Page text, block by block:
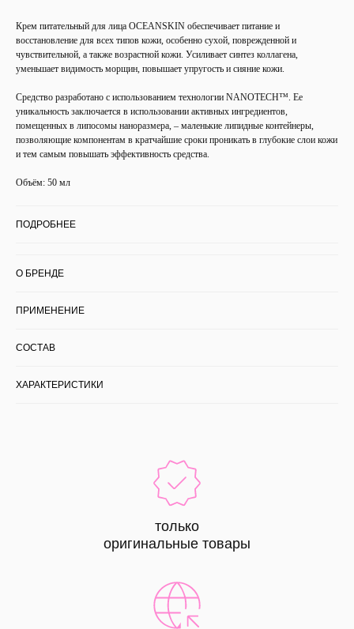
Крем питательный для лица OCEANSKIN обеспечивает питание и
восстановление для всех типов кожи, особенно сухой, поврежденной и
чувствительной, а также возрастной кожи. Усиливает синтез коллагена,
уменьшает видимость морщин, повышает упругость и сияние кожи.
Средство разработано с использованием технологии NANOTECH™. Ее
уникальность заключается в использовании активных ингредиентов,
помещенных в липосомы наноразмера, – маленькие липидные контейнеры,
позволяющие компонентам в кратчайшие сроки проникать в глубокие слои кожи
и тем самым повышать эффективность средства.
Объём: 50 мл
ПОДРОБНЕЕ
О БРЕНДЕ
ПРИМЕНЕНИЕ
СОСТАВ
ХАРАКТЕРИСТИКИ
только
оригинальные товары